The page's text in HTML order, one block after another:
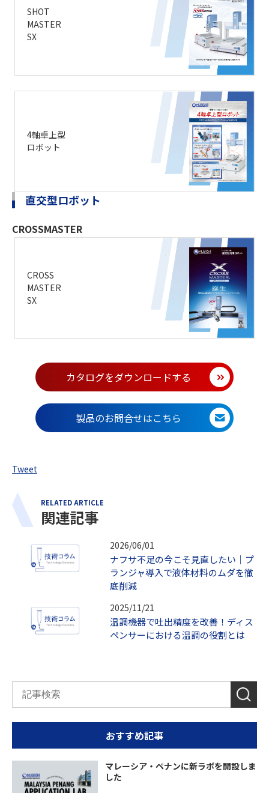
SHOT
MASTER
SX
4軸卓上型
ロボット
直交型ロボット
CROSSMASTER
CROSS
MASTER
SX
カタログをダウンロードする
製品のお問合せはこちら
Tweet
RELATED ARTICLE
関連記事
2026/06/01
ナフサ不足の今こそ見直したい｜プ
ランジャ導入で液体材料のムダを徹
底削減
2025/11/21
温調機器で吐出精度を改善！ディス
ペンサーにおける温調の役割とは
おすすめ記事
マレーシア・ペナンに新ラボを開設しま
した